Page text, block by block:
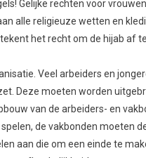
democratische structuren
in de politieke basis
kan door te bouwen aan
van de staat en zijn
om de beweging op scholen,
staat en de religieuze
van de politie en de
Daarnaast ook een oproep
in de